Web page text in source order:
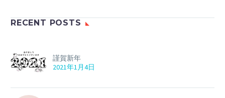
RECENT POSTS
謹賀新年
2021年1月4日